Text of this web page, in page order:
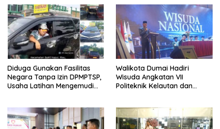
Bersama Kota Dumai
Diduga Gunakan Fasilitas
Negara Tanpa Izin DPMPTSP,
Usaha Latihan Mengemudi
Walikota Dumai Hadiri
Wisuda Angkatan VII
Politeknik Kelautan dan